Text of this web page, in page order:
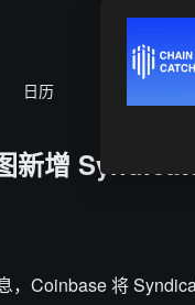
日历
新增
Coinbase 将